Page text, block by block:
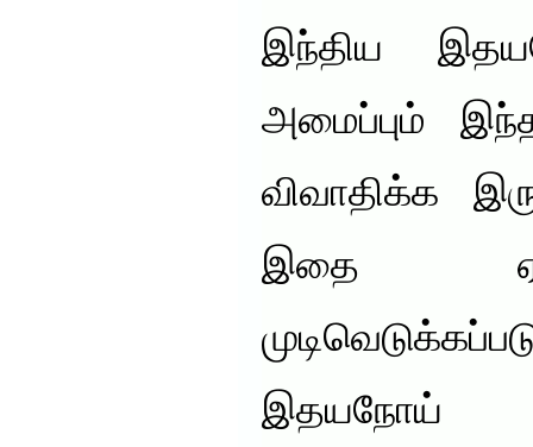
இந்திய
அமைப்பும்
விவாதிக்க
இதை
இதயநோய்